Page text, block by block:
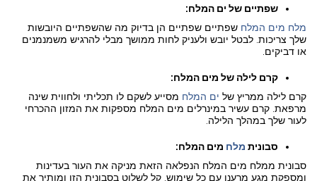
שפתיים של ים המלח:
מלח מים המלח שפתיים שפתיים הן בדיוק מה שהשפתיים היובשות
שלך צריכות. לבטל יובש ולעניק לחות ממושך מבלי להרגיש משמנמנים
או דביקים.
קרם לילה של מים המלח:
קרם לילה ממריץ של ים המלח מסייע לשקם לו תכליתי ולחווית שינה
מרפאת. קרם עשיר במינרלים מים המלח מספקות את המזון ההכרחי
לעור שלך במהלך הלילה.
סבונית מלח מים המלח:
סבונית ממלח מים המלח הנפלאה הזאת מניקה את העור בעדינות
ומספקת מגע מרענן עם כל שימוש. קל לשלוט בסבונית הזו ומותיר את